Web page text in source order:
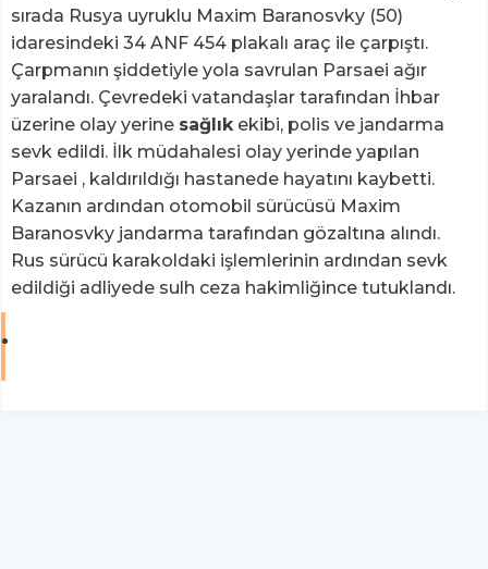
sırada Rusya uyruklu Maxim Baranosvky (50)
idaresindeki 34 ANF 454 plakalı araç ile çarpıştı.
Çarpmanın şiddetiyle yola savrulan Parsaei ağır
yaralandı. Çevredeki vatandaşlar tarafından İhbar
üzerine olay yerine sağlıkekibi, polis ve jandarma
sevk edildi. İlk müdahalesi olay yerinde yapılan
Parsaei , kaldırıldığı hastanede hayatını kaybetti.
Kazanın ardından otomobil sürücüsü Maxim
Baranosvky jandarma tarafından gözaltına alındı.
Rus sürücü karakoldaki işlemlerinin ardından sevk
edildiği adliyede sulh ceza hakimliğince tutuklandı.